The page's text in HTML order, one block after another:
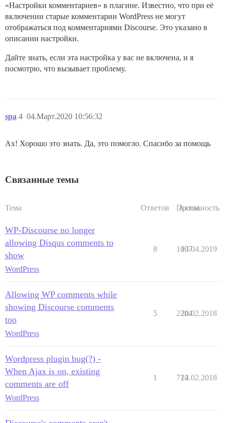
«Настройки комментариев» в плагине. Известно, что при её
включении старые комментарии WordPress не могут
отображаться под комментариями Discourse. Это указано в
описании настройки.
Дайте знать, если эта настройка у вас не включена, и я
посмотрю, что вызывает проблему.
spa 04.Март.2020 10:56:32
4
Ах! Хорошо это знать. Да, это помогло. Спасибо за помощь
Связанные темы
Тема Ответов Просм.
Активность
WP-Discourse no longer
allowing Disqus comments to
show
WordPress
8 1007
13.04.2019
Allowing WP comments while
showing Discourse comments
too
WordPress
5 2284
20.02.2018
Wordpress plugin bug(?) -
When Ajax is on, existing
comments are off
WordPress
1 714
23.02.2018